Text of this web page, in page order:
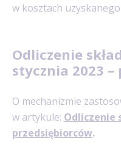
w kosztach
Odliczenie
stycznia 2023
O mechanizmie
w artykule: Odliczenie
przedsiębiorców.